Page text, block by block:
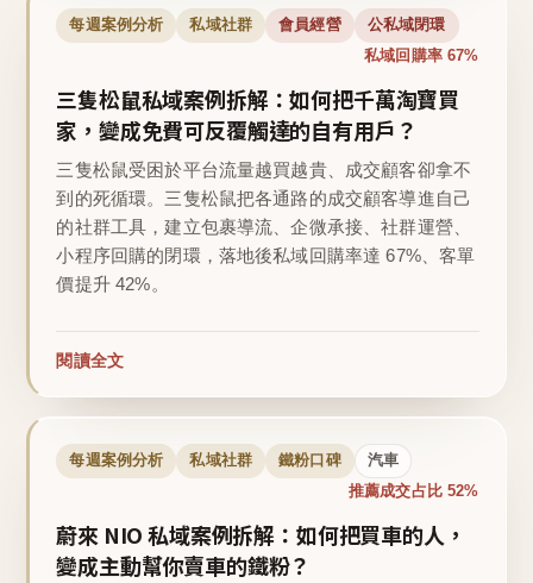
每週案例分析 私域社群 會員經營 公私域閉環
私域回購率 67%
三隻松鼠私域案例拆解：如何把千萬淘寶買
家，變成免費可反覆觸達的自有用戶？
三隻松鼠受困於平台流量越買越貴、成交顧客卻拿不
到的死循環。三隻松鼠把各通路的成交顧客導進自己
的社群工具，建立包裹導流、企微承接、社群運營、
小程序回購的閉環，落地後私域回購率達 67%、客單
價提升 42%。
閱讀全文
每週案例分析 私域社群 鐵粉口碑 汽車
推薦成交占比 52%
蔚來 NIO 私域案例拆解：如何把買車的人，
變成主動幫你賣車的鐵粉？